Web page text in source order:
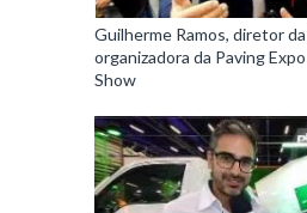
Guilherme Ramos, diretor
organizadora da Paving
Show